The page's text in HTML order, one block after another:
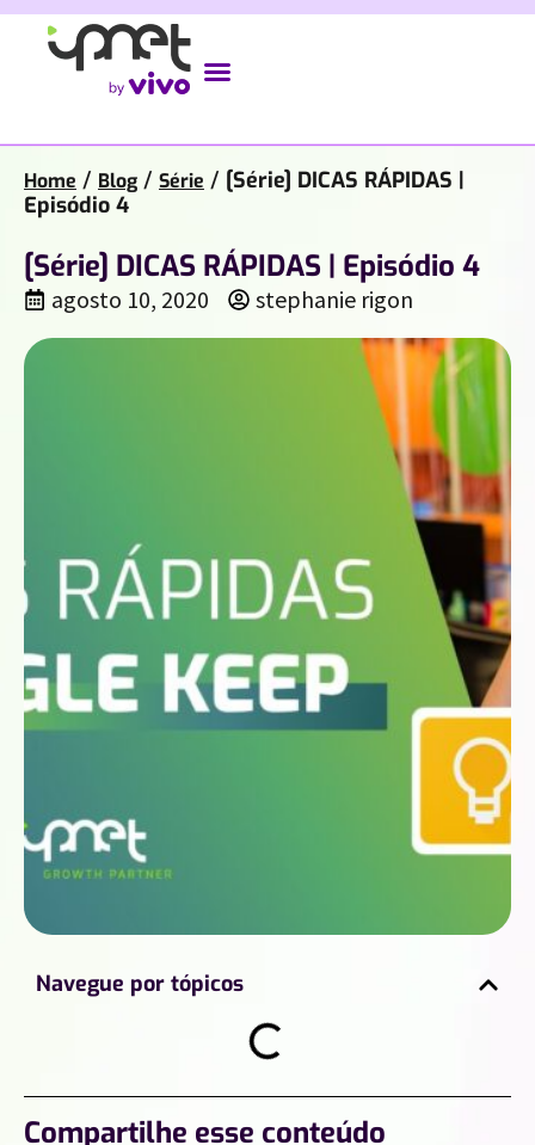
Home / Blog / Série / [Série] DICAS RÁPIDAS |
Episódio 4
[Série] DICAS RÁPIDAS | Episódio 4
agosto 10, 2020 stephanie rigon
Navegue por tópicos
Compartilhe esse conteúdo